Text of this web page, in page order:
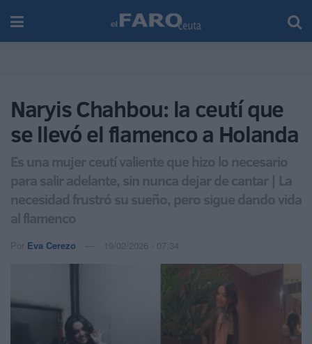
Naryis Chahbou: la ceutí que
se llevó el flamenco a Holanda
Es una mujer ceutí valiente que hizo lo necesario
para salir adelante, sin nunca dejar de cantar | La
necesidad frustró su sueño, pero sigue dando vida
al flamenco
Por Eva Cerezo 19/02/2026 - 07:34